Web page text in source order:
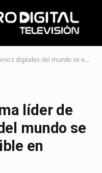
mundo se encuentra disponible en español
líder de
mundo se
en